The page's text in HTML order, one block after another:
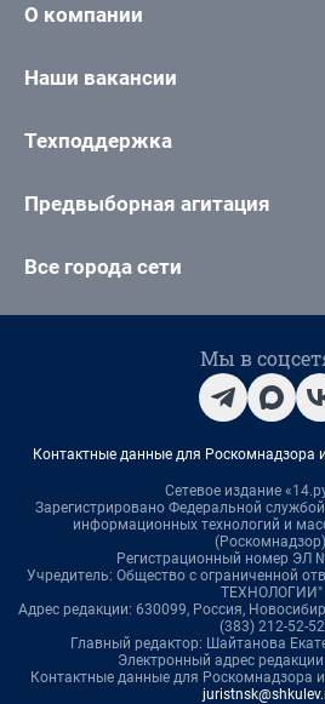
О компании
Наши вакансии
Техподдержка
Предвыборная агитация
Все города сети
Мы в
Контактные данные для Роскомнадзора
Сетевое издание
Зарегистрировано Федеральной
информационных технологий и
Регистрационный номер ЭЛ
Учредитель: Общество с ограниченной
ТЕХНОЛОГИИ"
Адрес редакции: 630099, Россия,
(383) 212-52-52
Главный редактор: Шайтанова
Электронный адрес редакции:
Контактные данные для Роскомнадзора